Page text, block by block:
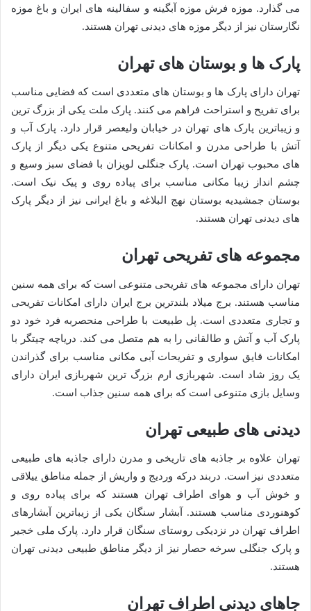
می گذارد. موزه فرش موزه آبگینه و سفالینه های ایران و باغ موزه
نگارستان نیز از دیگر موزه های دیدنی تهران هستند.
پارک ها و بوستان های تهران
تهران دارای پارک ها و بوستان های متعددی است که فضایی مناسب
برای تفریح و استراحت فراهم می کنند. پارک ملت یکی از بزرگ ترین
و زیباترین پارک های تهران در خیابان ولیعصر قرار دارد. پارک آب و
آتش با طراحی مدرن و امکانات تفریحی متنوع یکی دیگر از پارک
های محبوب تهران است. پارک جنگلی لویزان با فضای سبز وسیع و
چشم انداز زیبا مکانی مناسب برای پیاده روی و پیک نیک است.
بوستان جمشیدیه بوستان نهج البلاغه و باغ ایرانی نیز از دیگر پارک
های دیدنی تهران هستند.
مجموعه های تفریحی تهران
تهران دارای مجموعه های تفریحی متنوعی است که برای همه سنین
مناسب هستند. برج میلاد بلندترین برج ایران دارای امکانات تفریحی
و تجاری متعددی است. پل طبیعت با طراحی منحصربه فرد خود دو
پارک آب و آتش و طالقانی را به هم متصل می کند. دریاچه چیتگر با
امکانات قایق سواری و تفریحات آبی مکانی مناسب برای گذراندن
یک روز شاد است. شهربازی ارم بزرگ ترین شهربازی ایران دارای
وسایل بازی متنوعی است که برای همه سنین جذاب است.
دیدنی های طبیعی تهران
تهران علاوه بر جاذبه های تاریخی و مدرن دارای جاذبه های طبیعی
متعددی نیز است. دربند درکه وردیج و واریش از جمله مناطق ییلاقی
و خوش آب و هوای اطراف تهران هستند که برای پیاده روی و
کوهنوردی مناسب هستند. آبشار سنگان یکی از زیباترین آبشارهای
اطراف تهران در نزدیکی روستای سنگان قرار دارد. پارک ملی خجیر
و پارک جنگلی سرخه حصار نیز از دیگر مناطق طبیعی دیدنی تهران
هستند.
جاهای دیدنی اطراف تهران